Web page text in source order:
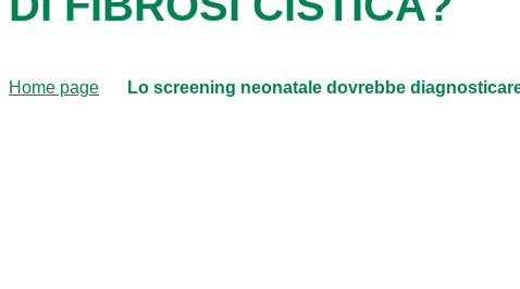
Home page Lo screening neonatale dovrebbe